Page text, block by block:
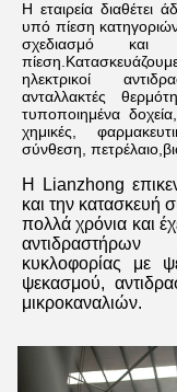
Η εταιρεία διαθέτει
υπό πίεση κατηγοριών
σχεδιασμό
ηλεκτρικοί
ανταλλακτές
τυποποιημένα
χημικές,
σύνθεση,
Η Lianzhong
και την κατασκευή
πολλά χρόνια και
αντιδραστήρων
κυκλοφορίας με
ψεκασμού,
μικροκαναλιών.